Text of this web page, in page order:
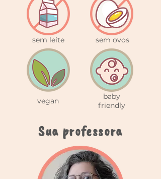
sem leite
vegan
sem ovos
baby
friendly
Sua professora